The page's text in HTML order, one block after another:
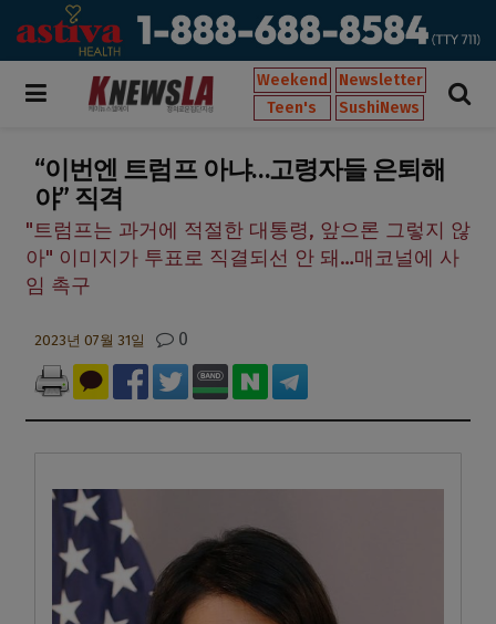
Weekend
Newsletter
Teen's
SushiNews
“이번엔 트럼프 아냐…고령자들 은퇴해
야” 직격
"트럼프는 과거에 적절한 대통령, 앞으론 그렇지 않
아" 이미지가 투표로 직결되선 안 돼…매코널에 사
임 촉구
2023년 07월 31일 0